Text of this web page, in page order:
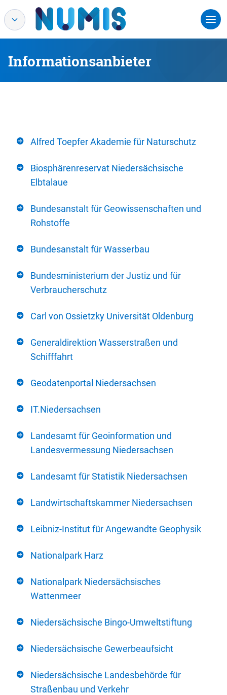
Informationsanbieter
Alfred Toepfer Akademie für Naturschutz
Biosphärenreservat Niedersächsische
Elbtalaue
Bundesanstalt für Geowissenschaften und
Rohstoffe
Bundesanstalt für Wasserbau
Bundesministerium der Justiz und für
Verbraucherschutz
Carl von Ossietzky Universität Oldenburg
Generaldirektion Wasserstraßen und
Schifffahrt
Geodatenportal Niedersachsen
IT.Niedersachsen
Landesamt für Geoinformation und
Landesvermessung Niedersachsen
Landesamt für Statistik Niedersachsen
Landwirtschaftskammer Niedersachsen
Leibniz-Institut für Angewandte Geophysik
Nationalpark Harz
Nationalpark Niedersächsisches
Wattenmeer
Niedersächsische Bingo-Umweltstiftung
Niedersächsische Gewerbeaufsicht
Niedersächsische Landesbehörde für
Straßenbau und Verkehr